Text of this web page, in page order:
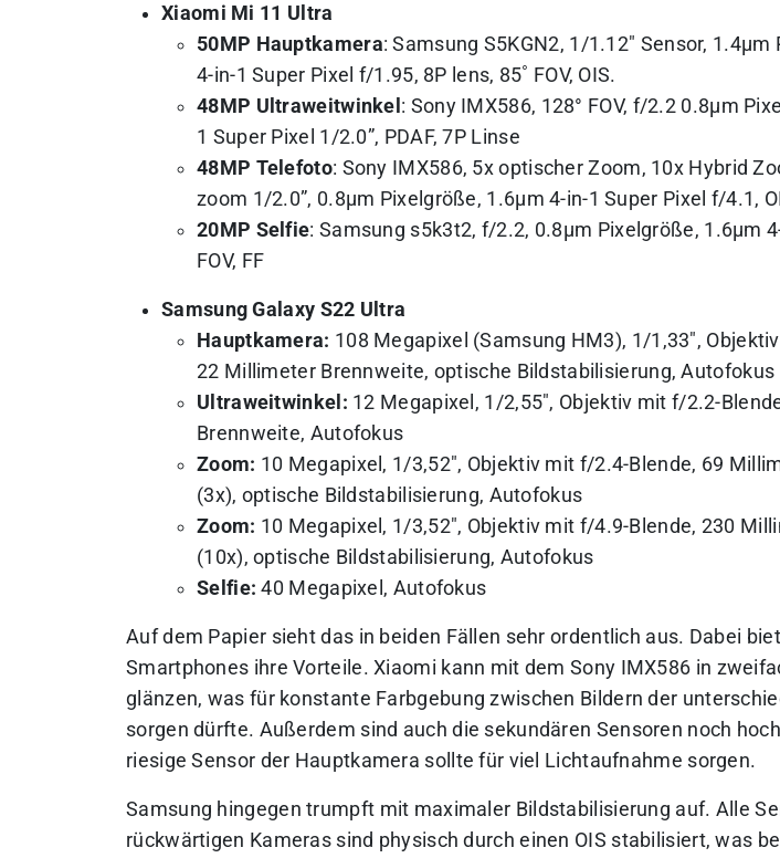
Xiaomi Mi 11 Ultra
50MP Hauptkamera: Samsung S5KGN2, 1/1.12″ Sensor,
4-in-1 Super Pixel f/1.95, 8P lens, 85˚ FOV, OIS.
48MP Ultraweitwinkel : Sony IMX586, 128° FOV, f/2.2 0.8μm
1 Super Pixel 1/2.0”, PDAF, 7P Linse
48MP Telefoto: Sony IMX586, 5x optischer Zoom, 10x Hybrid
zoom 1/2.0”, 0.8μm Pixelgröße, 1.6μm 4-in-1 Super Pixel f/4.1,
20MP Selfie: Samsung s5k3t2, f/2.2, 0.8μm Pixelgröße, 1.6μm
FOV, FF
Samsung Galaxy S22 Ultra
Hauptkamera: 108 Megapixel (Samsung HM3), 1/1,33″,
22 Millimeter Brennweite, optische Bildstabilisierung, Autofokus
Ultraweitwinkel: 12 Megapixel, 1/2,55″, Objektiv mit f/2.2-
Brennweite, Autofokus
Zoom: 10 Megapixel, 1/3,52″, Objektiv mit f/2.4-Blende, 69
(3x), optische Bildstabilisierung, Autofokus
Zoom: 10 Megapixel, 1/3,52″, Objektiv mit f/4.9-Blende, 230
(10x), optische Bildstabilisierung, Autofokus
Selfie:40 Megapixel, Autofokus
Auf dem Papier sieht das in beiden Fällen sehr ordentlich aus. Dabei
Smartphones ihre Vorteile. Xiaomi kann mit dem Sony IMX586 in
glänzen, was für konstante Farbgebung zwischen Bildern der
sorgen dürfte. Außerdem sind auch die sekundären Sensoren noch
riesige Sensor der Hauptkamera sollte für viel Lichtaufnahme sorgen.
Samsung hingegen trumpft mit maximaler Bildstabilisierung auf. Alle
rückwärtigen Kameras sind physisch durch einen OIS stabilisiert, was